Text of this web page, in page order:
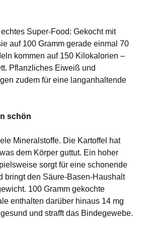
Super-Food: Gekocht mit
auf 100 Gramm gerade einmal 70
kommen auf 150 Kilokalorien –
Pflanzliches Eiweiß und
zudem für eine langanhaltende
schön
Mineralstoffe. Die Kartoffel hat
dem Körper guttut. Ein hoher
sorgt für eine schonende
bringt den Säure-Basen-Haushalt
100 Gramm gekochte
enthalten darüber hinaus 14 mg
und strafft das Bindegewebe.